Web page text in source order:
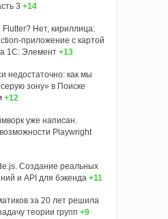
3 +14
Flutter? Нет, кириллица:
приложение с картой
1С: Элемент +13
недостаточно: как мы
зону» в Поиске
+12
уже написан.
Playwright
Создание реальных
и API для бэкенда +11
за 20 лет решила
теории групп +9